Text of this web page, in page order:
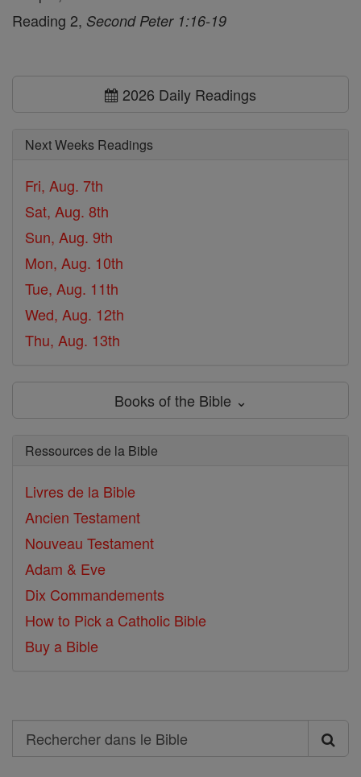
Reading 2, Second Peter 1:16-19
2026 Daily Readings
Next Weeks Readings
Fri, Aug. 7th
Sat, Aug. 8th
Sun, Aug. 9th
Mon, Aug. 10th
Tue, Aug. 11th
Wed, Aug. 12th
Thu, Aug. 13th
Books of the Bible ⌄
Ressources de la Bible
Livres de la Bible
Ancien Testament
Nouveau Testament
Adam & Eve
Dix Commandements
How to Pick a Catholic Bible
Buy a Bible
Search
Rechercher